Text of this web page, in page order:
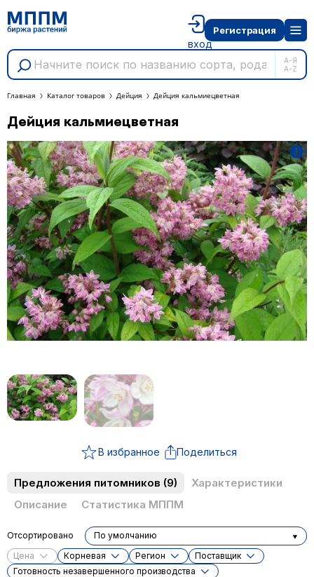
А-Я
A-Z
вход
Регистрация
Главная Каталог товаров Дейция Дейция кальмиецветная
Дейция кальмиецветная
В избранное Поделиться
Предложения питомников (9)
Характеристики
Описание
Статистика МППМ
Цена Корневая Регион
Поставщик
Готовность незавершенного производства
Отсортировано По умолчанию